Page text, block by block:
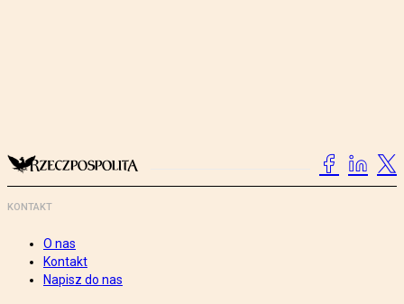
KONTAKT
O nas
Kontakt
Napisz do nas